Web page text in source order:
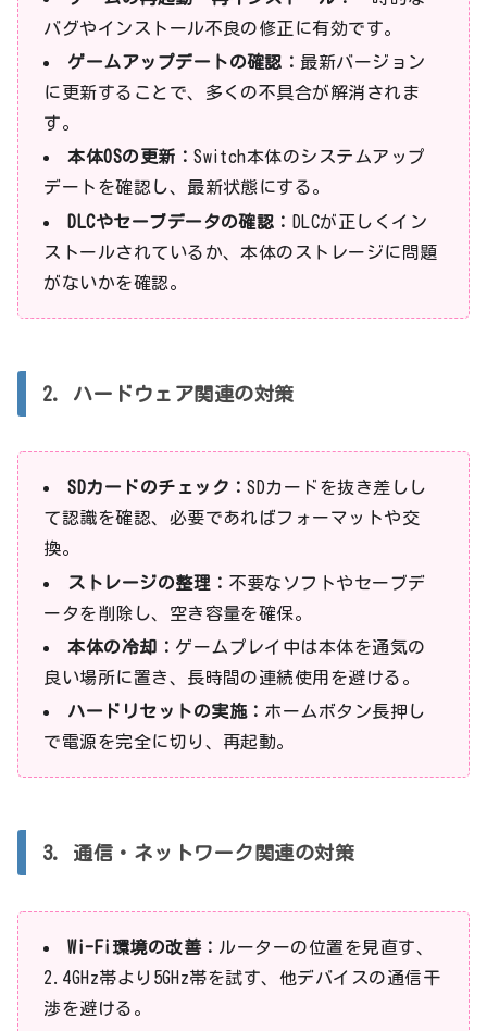
バグやインストール不良の修正に有効です。
ゲームアップデートの確認： 最新バージョン
に更新することで、多くの不具合が解消されま
す。
本体OSの更新：Switch本体のシステムアップ
デートを確認し、最新状態にする。
DLCやセーブデータの確認： DLCが正しくイン
ストールされているか、本体のストレージに問題
がないかを確認。
2. ハードウェア関連の対策
SDカードのチェック：SDカードを抜き差しし
て認識を確認、必要であればフォーマットや交
換。
ストレージの整理： 不要なソフトやセーブデ
ータを削除し、空き容量を確保。
本体の冷却： ゲームプレイ中は本体を通気の
良い場所に置き、長時間の連続使用を避ける。
ハードリセットの実施： ホームボタン長押し
で電源を完全に切り、再起動。
3. 通信・ネットワーク関連の対策
Wi-Fi環境の改善： ルーターの位置を見直す、
2.4GHz帯より5GHz帯を試す、他デバイスの通信干
渉を避ける。